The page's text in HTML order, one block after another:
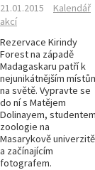
21.01.2015
Kalendář
akcí
Rezervace Kirindy
Forest na západě
Madagaskaru patří k
nejunikátnějším
na světě. Vypravte se
do ní s Matějem
Dolinayem, studentem
zoologie na
Masarykově univerzitě
a začínajícím
fotografem.